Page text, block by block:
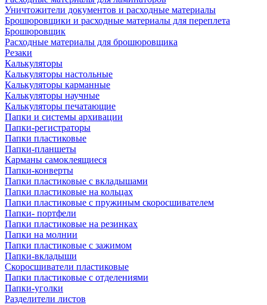
Уничтожители документов и расходные материалы
Брошюровщики и расходные материалы для переплета
Брошюровщик
Расходные материалы для брошюровщика
Резаки
Калькуляторы
Калькуляторы настольные
Калькуляторы карманные
Калькуляторы научные
Калькуляторы печатающие
Папки и системы архивации
Папки-регистраторы
Папки пластиковые
Папки-планшеты
Карманы самоклеящиеся
Папки-конверты
Папки пластиковые с вкладышами
Папки пластиковые на кольцах
Папки пластиковые с пружиным скоросшивателем
Папки- портфели
Папки пластиковые на резинках
Папки на молнии
Папки пластиковые с зажимом
Папки-вкладыши
Скоросшиватели пластиковые
Папки пластиковые с отделениями
Папки-уголки
Разделители листов